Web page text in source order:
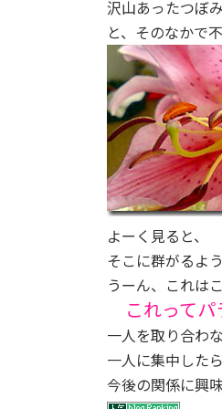
沢山あったつぼ
と、そのなかで
よーく見ると、
そこに群がるよ
うーん、これは
これってパ
一人を取り合わ
一人に集中した
今後の関係に興味